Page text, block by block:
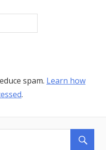
spam. Learn how
.